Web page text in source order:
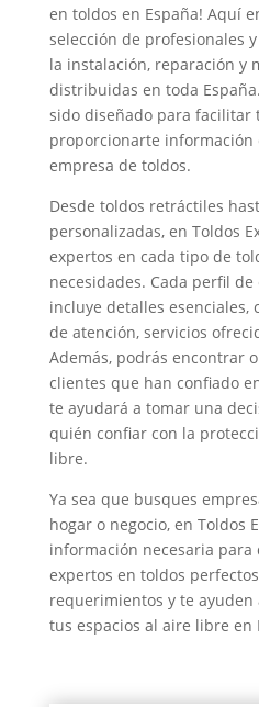
en toldos en España! Aquí
selección de profesionales
la instalación, reparación y
distribuidas en toda
sido diseñado para facilitar
proporcionarte información
empresa de toldos.
Desde toldos retráctiles
personalizadas, en Toldos
expertos en cada tipo de
necesidades. Cada perfil
incluye detalles esenciales,
de atención, servicios
Además, podrás encontrar
clientes que han confiado
te ayudará a tomar una
quién confiar con la
libre.
Ya sea que busques
hogar o negocio, en Toldos
información necesaria para
expertos en toldos
requerimientos y te
tus espacios al aire libre en